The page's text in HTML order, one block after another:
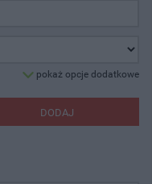
pokaż opcje dodatkowe
DODAJ